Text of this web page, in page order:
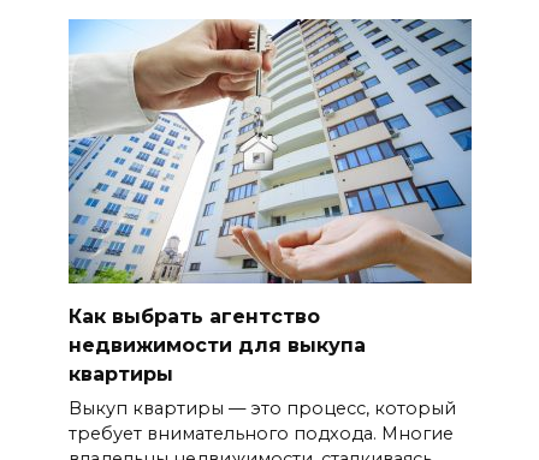
Как выбрать агентство
недвижимости для выкупа
квартиры
Выкуп квартиры — это процесс, который
требует внимательного подхода. Многие